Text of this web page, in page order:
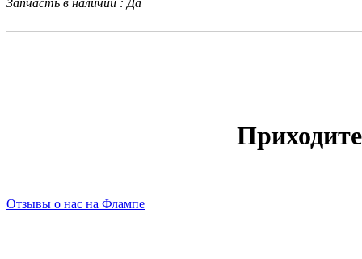
Запчасть в наличии : Да
Отзывы о нас на Флампе